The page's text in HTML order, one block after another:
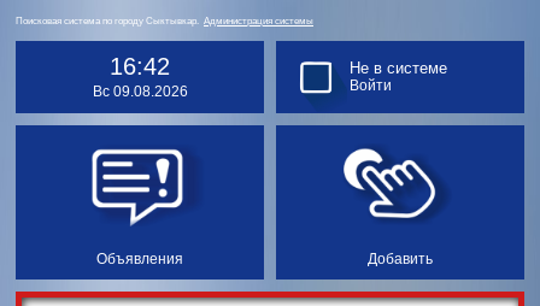
Поисковая система по городу Сыктывкар. Администрация системы
16:42
Вс 09.08.2026
Объявления Добавить
Не в системе
Войти